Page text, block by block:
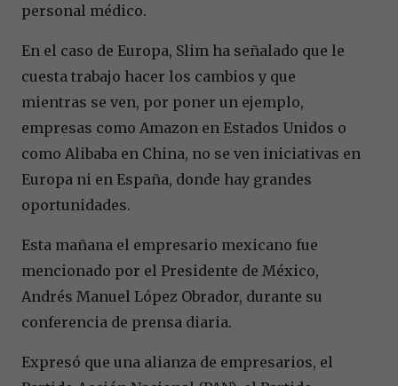
personal médico.
En el caso de Europa, Slim ha señalado que le
cuesta trabajo hacer los cambios y que
mientras se ven, por poner un ejemplo,
empresas como Amazon en Estados Unidos o
como Alibaba en China, no se ven iniciativas en
Europa ni en España, donde hay grandes
oportunidades.
Esta mañana el empresario mexicano fue
mencionado por el Presidente de México,
Andrés Manuel López Obrador, durante su
conferencia de prensa diaria.
Expresó que una alianza de empresarios, el